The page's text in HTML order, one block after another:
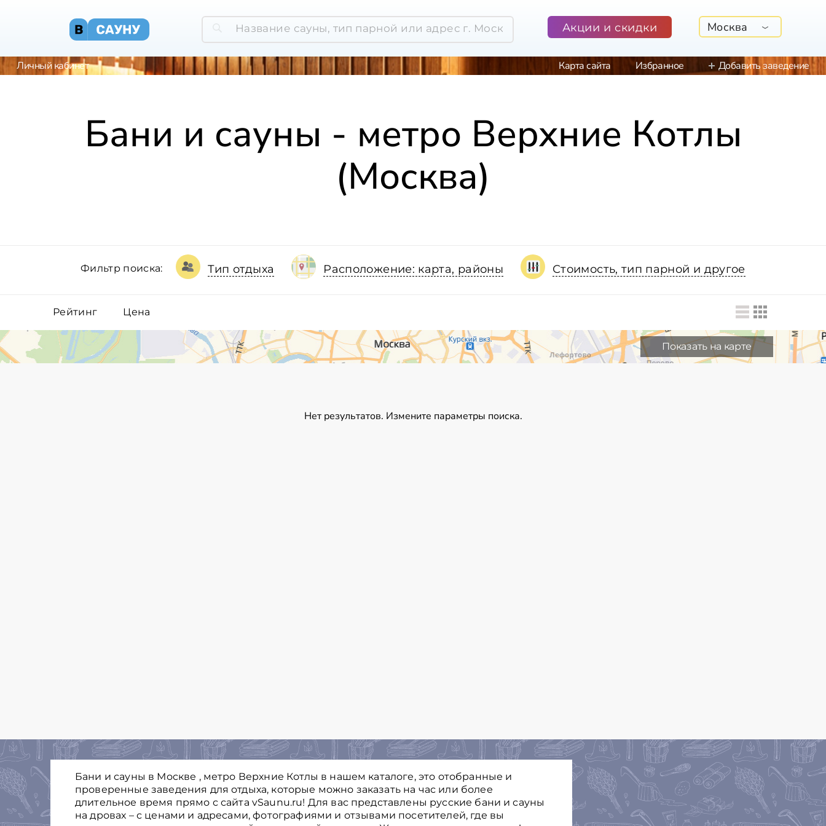
Акции и скидки Москва
Личный кабинет Карта сайта Избранное Добавить заведение
Бани и сауны - метро Верхние Котлы
(Москва)
Фильтр поиска: Тип отдыха Расположение: карта, районы Стоимость, тип парной и другое
Рейтинг Цена
Показать на карте
Нет результатов. Измените параметры поиска.
Бани и сауны в Москве , метро Верхние Котлы в нашем каталоге, это отобранные и
проверенные заведения для отдыха, которые можно заказать на час или более
длительное время прямо с сайта vSaunu.ru! Для вас представлены русские бани и сауны
на дровах – с ценами и адресами, фотографиями и отзывами посетителей, где вы